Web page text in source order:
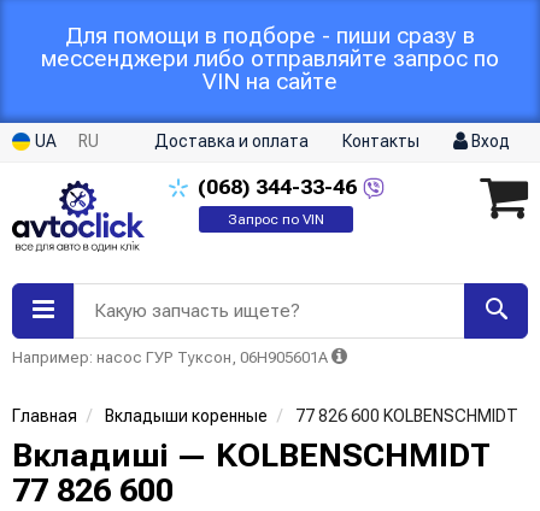
Для помощи в подборе - пиши сразу в
мессенджери либо отправляйте запрос по
VIN на сайте
UA RU Доставка и оплата Контакты Вход
(068) 344-33-46
Запрос по VIN
Какую запчасть ищете?
Например: насос ГУР Туксон, 06H905601A
Главная Вкладыши коренные 77 826 600 KOLBENSCHMIDT
Вкладиші — KOLBENSCHMIDT
77 826 600